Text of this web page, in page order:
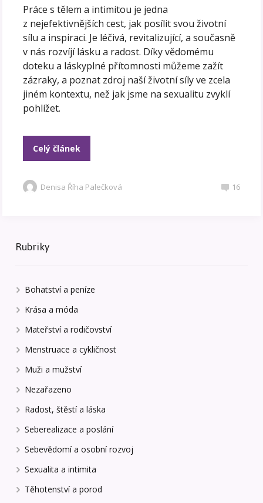
Práce s tělem a intimitou je jedna
z nejefektivnějších cest, jak posílit svou životní
sílu a inspiraci. Je léčivá, revitalizující, a současně
v nás rozvíjí lásku a radost. Díky vědomému
doteku a láskyplné přítomnosti můžeme zažít
zázraky, a poznat zdroj naší životní síly ve zcela
jiném kontextu, než jak jsme na sexualitu zvyklí
pohlížet.
Celý článek
Denisa Říha Palečková 16
Rubriky
Bohatství a peníze
Krása a móda
Mateřství a rodičovství
Menstruace a cykličnost
Muži a mužství
Nezařazeno
Radost, štěstí a láska
Seberealizace a poslání
Sebevědomí a osobní rozvoj
Sexualita a intimita
Těhotenství a porod